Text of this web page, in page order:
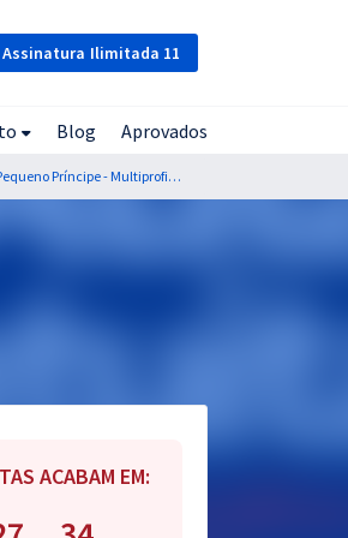
Assinatura Ilimitada 11
Blog Aprovados
Residência FPP - Faculdade Pequeno Príncipe - Multiprofissional e em Área Profissional - Saúde da Criança e do Adolescente - Farmácia
ACABAM EM: